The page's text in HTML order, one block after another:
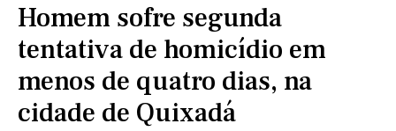
Homem sofre segunda
tentativa de homicídio em
menos de quatro dias, na
cidade de Quixadá